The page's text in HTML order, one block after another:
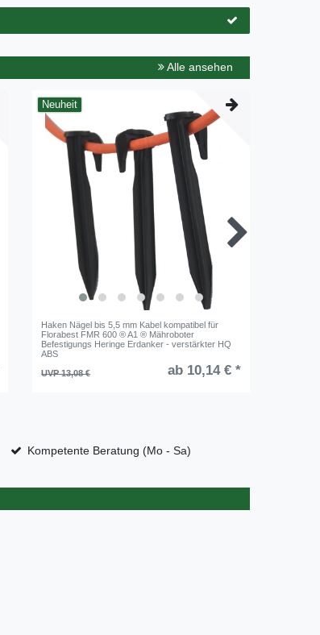
Alle ansehen
Neuheit
Haken Nägel bis 5,5 mm Kabel kompatibel für
Florabest FMR 600 ® A1 ® Mähroboter
Befestigungs Heringe Erdanker - verstärkter HQ
ABS
UVP 13,08 €
ab 10,14 € *
Kompetente Beratung (Mo - Sa)